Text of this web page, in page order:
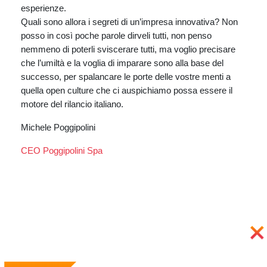
esperienze.
Quali sono allora i segreti di un’impresa innovativa? Non
posso in così poche parole dirveli tutti, non penso
nemmeno di poterli sviscerare tutti, ma voglio precisare
che l’umiltà e la voglia di imparare sono alla base del
successo, per spalancare le porte delle vostre menti a
quella open culture che ci auspichiamo possa essere il
motore del rilancio italiano.
Michele Poggipolini
CEO Poggipolini Spa